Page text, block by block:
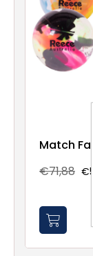
Match
€71,88